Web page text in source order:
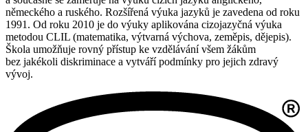
německého a ruského. Rozšířená výuka jazyků je zavedena od roku
1991. Od roku 2010 je do výuky aplikována cizojazyčná výuka
metodou CLIL (matematika, výtvarná výchova, zeměpis, dějepis).
Škola umožňuje rovný přístup ke vzdělávání všem žákům
bez jakékoli diskriminace a vytváří podmínky pro jejich zdravý
vývoj.